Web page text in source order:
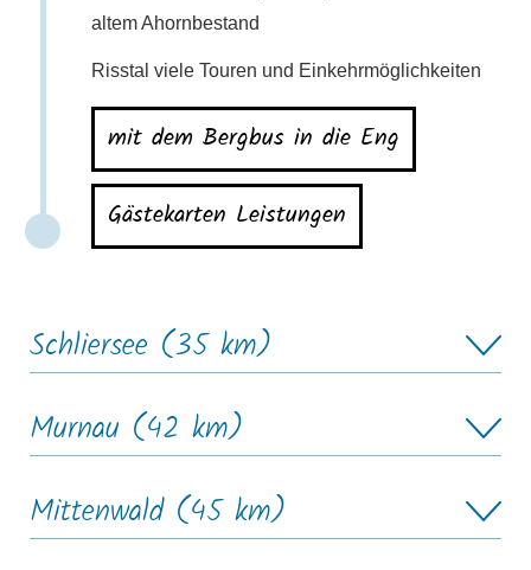
altem Ahornbestand
Risstal viele Touren und Einkehrmöglichkeiten
mit dem Bergbus in die Eng
Gästekarten Leistungen
Schliersee (35 km)
Murnau (42 km)
Mittenwald (45 km)